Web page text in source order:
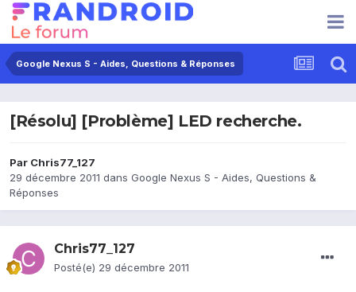
Google Nexus S - Aides, Questions & Réponses
[Résolu] [Problème] LED recherche.
Par Chris77_127
29 décembre 2011 dans Google Nexus S - Aides, Questions &
Réponses
Chris77_127
Posté(e) 29 décembre 2011